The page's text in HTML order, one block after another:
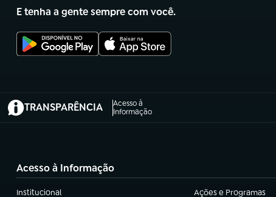
E tenha a gente sempre com você.
TRANSPARÊNCIA
Acesso à
Informação
(abre em nova aba)
Acesso à Informação
Institucional Ações e Programas